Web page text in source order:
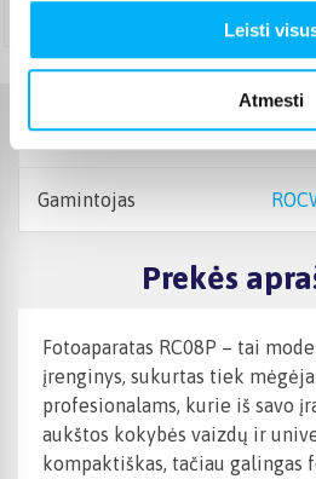
Leisti
Atmesti
Charakteristikos
Gamintojas
Prekės
Fotoaparatas RC08P – tai
įrenginys, sukurtas tiek
profesionalams, kurie iš savo
aukštos kokybės vaizdų ir
kompaktiškas, tačiau galingas